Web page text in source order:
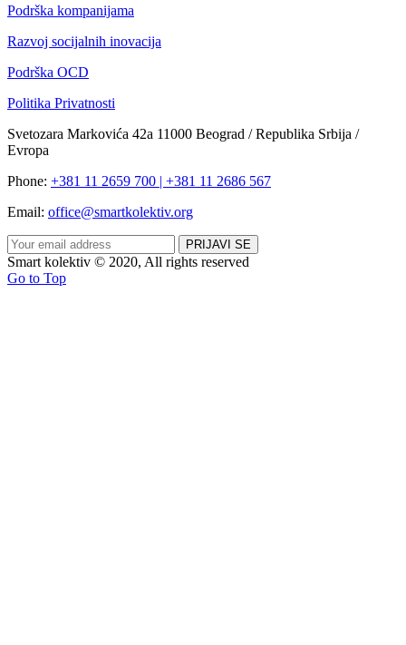
Podrška kompanijama
Razvoj socijalnih inovacija
Podrška OCD
Politika Privatnosti
Svetozara Markovića 42a 11000 Beograd / Republika Srbija /
Evropa
Phone: +381 11 2659 700 | +381 11 2686 567
Email: office@smartkolektiv.org
Smart kolektiv © 2020, All rights reserved
Go to Top